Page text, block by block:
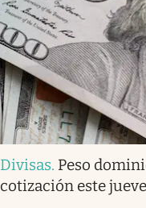
Divisas. Peso
cotización este